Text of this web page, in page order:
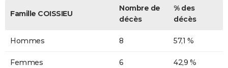
Famille COISSIEU
Nombre de
décès
% des
décès
Hommes 8 57,1 %
Femmes 6 42,9 %